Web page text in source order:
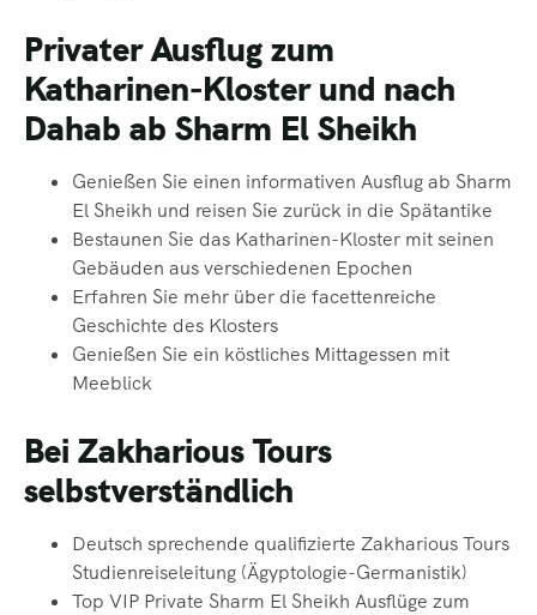
Privater Ausflug zum
Katharinen-Kloster und nach
Dahab ab Sharm El Sheikh
Genießen Sie einen informativen Ausflug ab Sharm
El Sheikh und reisen Sie zurück in die Spätantike
Bestaunen Sie das Katharinen-Kloster mit seinen
Gebäuden aus verschiedenen Epochen
Erfahren Sie mehr über die facettenreiche
Geschichte des Klosters
Genießen Sie ein köstliches Mittagessen mit
Meeblick
Bei Zakharious Tours
selbstverständlich
Deutsch sprechende qualifizierte Zakharious Tours
Studienreiseleitung (Ägyptologie-Germanistik)
Top VIP Private Sharm El Sheikh Ausflüge zum